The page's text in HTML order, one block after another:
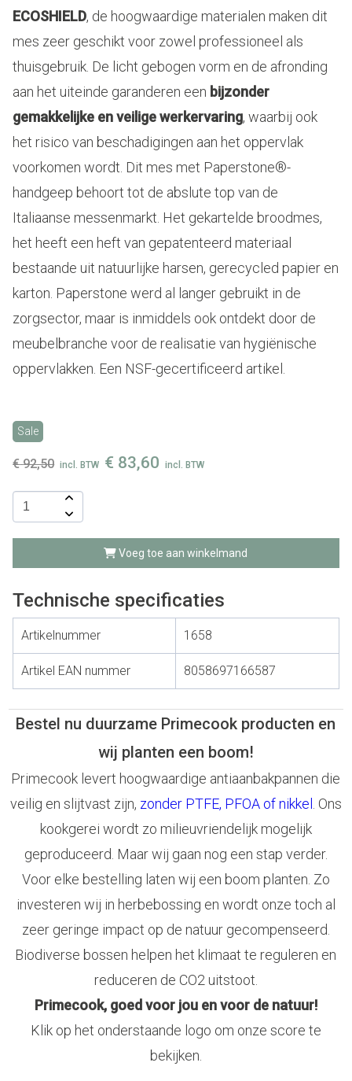
ECOSHIELD, de hoogwaardige materialen maken dit
mes zeer geschikt voor zowel professioneel als
thuisgebruik. De licht gebogen vorm en de afronding
aan het uiteinde garanderen een bijzonder
gemakkelijke en veilige werkervaring, waarbij ook
het risico van beschadigingen aan het oppervlak
voorkomen wordt. Dit mes met Paperstone®-
handgeep behoort tot de abslute top van de
Italiaanse messenmarkt. Het gekartelde broodmes,
het heeft een heft van gepatenteerd materiaal
bestaande uit natuurlijke harsen, gerecycled papier en
karton. Paperstone werd al langer gebruikt in de
zorgsector, maar is inmiddels ook ontdekt door de
meubelbranche voor de realisatie van hygiënische
oppervlakken. Een NSF-gecertificeerd artikel.
Sale
€ 92,50 incl. BTW € 83,60 incl. BTW
Voeg toe aan winkelmand
Technische specificaties
Artikelnummer 1658
Artikel EAN nummer 8058697166587
Bestel nu duurzame Primecook producten en
wij planten een boom!
Primecook levert hoogwaardige antiaanbakpannen die
veilig en slijtvast zijn, zonder PTFE, PFOA of nikkel . Ons
kookgerei wordt zo milieuvriendelijk mogelijk
geproduceerd. Maar wij gaan nog een stap verder.
Voor elke bestelling laten wij een boom planten. Zo
investeren wij in herbebossing en wordt onze toch al
zeer geringe impact op de natuur gecompenseerd.
Biodiverse bossen helpen het klimaat te reguleren en
reduceren de CO2 uitstoot.
Primecook, goed voor jou en voor de natuur!
Klik op het onderstaande logo om onze score te
bekijken.